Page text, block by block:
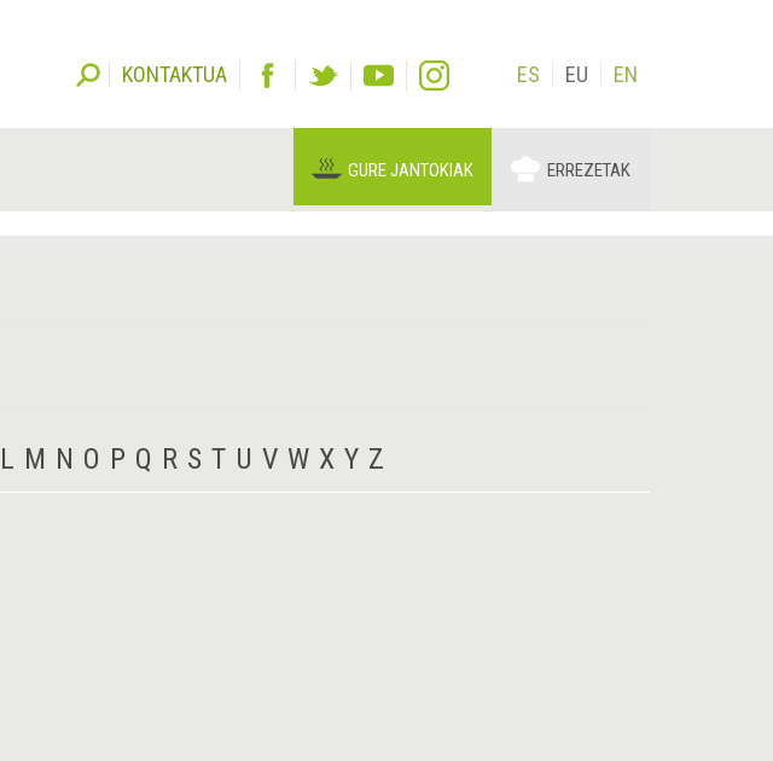
KONTAKTUA ES EU EN
GURE JANTOKIAK ERREZETAK
L M N O P Q R S T U V W X Y Z